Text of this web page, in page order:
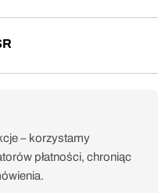
– korzystamy
płatności, chroniąc